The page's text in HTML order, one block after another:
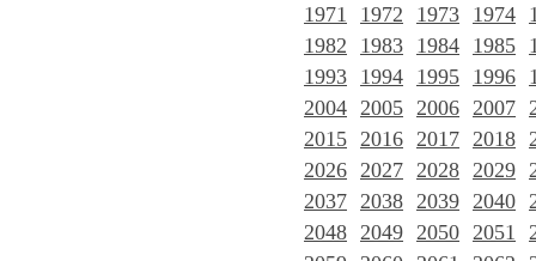
1971
1972 1973 1974
1982
1983 1984 1985
1993 1994 1995 1996
2004 2005 2006 2007
2015 2016 2017 2018
2026 2027 2028 2029
2037 2038 2039 2040
2048 2049 2050 2051